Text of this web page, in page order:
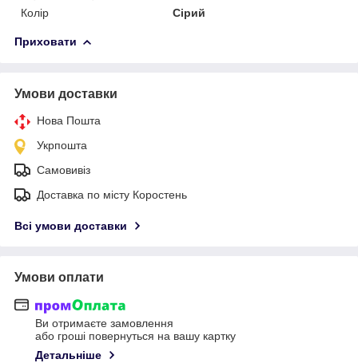
Колір
Сірий
Приховати
Умови доставки
Нова Пошта
Укрпошта
Самовивіз
Доставка по місту Коростень
Всі умови доставки
Умови оплати
Ви отримаєте замовлення
або гроші повернуться на вашу картку
Детальніше